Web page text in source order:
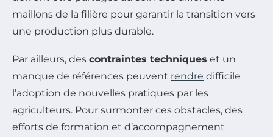
maillons de la filière pour garantir la transition vers
une production plus durable.
Par ailleurs, des contraintes techniques et un
manque de références peuvent rendre difficile
l’adoption de nouvelles pratiques par les
agriculteurs. Pour surmonter ces obstacles, des
efforts de formation et d’accompagnement